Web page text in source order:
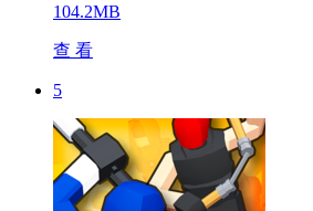
104.2MB
查 看
5